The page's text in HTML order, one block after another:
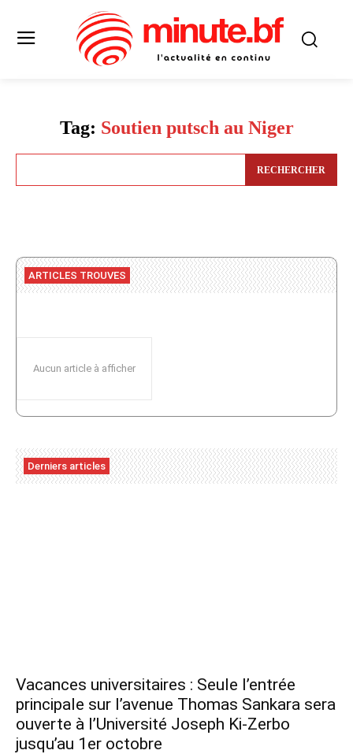
Tag: Soutien putsch au Niger
RECHERCHER
ARTICLES TROUVES
Aucun article à afficher
Derniers articles
Vacances universitaires : Seule l’entrée
principale sur l’avenue Thomas Sankara sera
ouverte à l’Université Joseph Ki-Zerbo
jusqu’au 1er octobre